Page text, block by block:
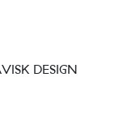
DESIGN